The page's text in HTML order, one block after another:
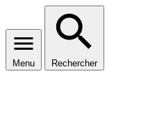
Menu Rechercher